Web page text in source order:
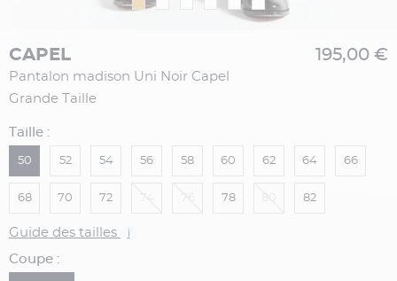
CAPEL
Pantalon madison Uni Noir Capel
Grande Taille
195,00 €
Taille :
50 52 54 56 58 60 62 64 66
68 70 72 78 82
Guide des tailles i
Coupe :